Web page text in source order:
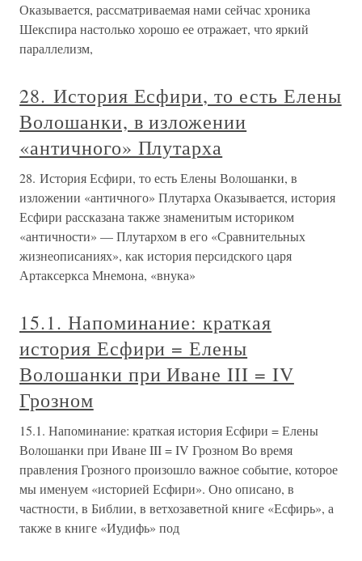
Оказывается, рассматриваемая нами сейчас хроника
Шекспира настолько хорошо ее отражает, что яркий
параллелизм,
28. История Есфири, то есть Елены
Волошанки, в изложении
«античного» Плутарха
28. История Есфири, то есть Елены Волошанки, в
изложении «античного» Плутарха Оказывается, история
Есфири рассказана также знаменитым историком
«античности» — Плутархом в его «Сравнительных
жизнеописаниях», как история персидского царя
Артаксеркса Мнемона, «внука»
15.1. Напоминание: краткая
история Есфири = Елены
Волошанки при Иване III = IV
Грозном
15.1. Напоминание: краткая история Есфири = Елены
Волошанки при Иване III = IV Грозном Во время
правления Грозного произошло важное событие, которое
мы именуем «историей Есфири». Оно описано, в
частности, в Библии, в ветхозаветной книге «Есфирь», а
также в книге «Иудифь» под